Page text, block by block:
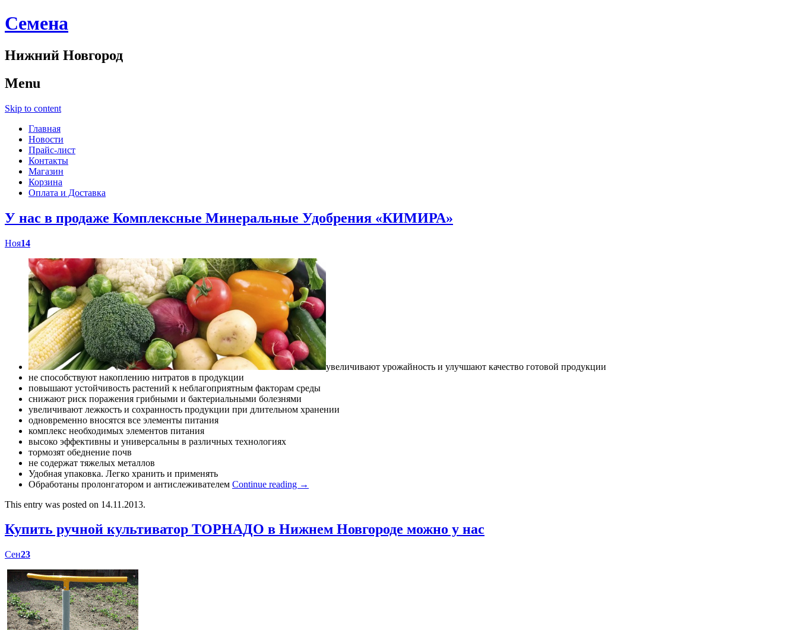
Cемена
Нижний Новгород
Menu
Skip to content
Главная
Новости
Прайс-лист
Контакты
Магазин
Корзина
Оплата и Доставка
У нас в продаже Комплексные Минеральные Удобрения «КИМИРА»
Ноя14
увеличивают урожайность и улучшают качество готовой продукции
не способствуют накоплению нитратов в продукции
повышают устойчивость растений к неблагоприятным факторам среды
снижают риск поражения грибными и бактериальными болезнями
увеличивают лежкость и сохранность продукции при длительном хранении
одновременно вносятся все элементы питания
комплекс необходимых элементов питания
высоко эффективны и универсальны в различных технологиях
тормозят обеднение почв
не содержат тяжелых металлов
Удобная упаковка. Легко хранить и применять
Обработаны пролонгатором и антислеживателем Continue reading →
This entry was posted on 14.11.2013.
Купить ручной культиватор ТОРНАДО в Нижнем Новгороде можно у нас
Сен23